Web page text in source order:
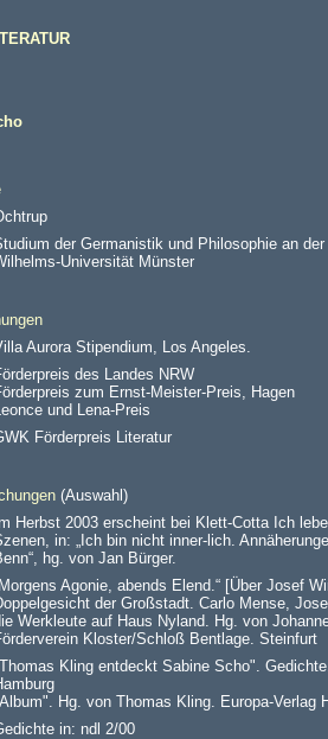
der Germanistik und Philosophie an
Universität Münster
Aurora Stipendium, Los Angeles.
des Landes NRW
zum Ernst-Meister-Preis, Hagen
und Lena-Preis
Förderpreis Literatur
(Auswahl)
Im Herbst 2003 erscheint bei Klett-Cotta Ich
in: „Ich bin nicht inner-lich.
hg. von Jan Bürger.
Agonie, abends Elend.“ [Über Josef
der Großstadt. Carlo Mense,
Werkleute auf Haus Nyland. Hg. von
Kloster/Schloß Bentlage. Steinfurt
Kling entdeckt Sabine Scho".
Hg. von Thomas Kling. Europa-Verlag
in: ndl 2/00